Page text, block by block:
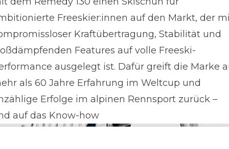
Freeskier:innen auf den Markt, der
Kraftübertragung, Stabilität und
Features auf volle Freeski-
ausgelegt ist. Dafür greift die Marke
als 60 Jahre Erfahrung im Weltcup und
Erfolge im alpinen Rennsport zurück –
auf das Know-how